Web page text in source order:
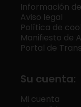
Información
Aviso legal
Política de
Manifiesto de
Portal de
Su cuenta:
Mi cuenta